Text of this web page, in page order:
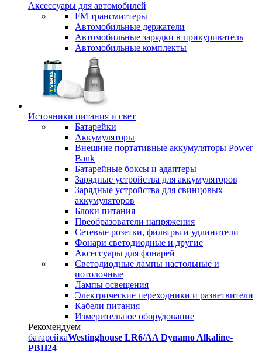
Аксессуары для автомобилей
FM трансмиттеры
Автомобильные держатели
Автомобильные зарядки в прикуриватель
Автомобильные комплекты
Источники питания и свет
Батарейки
Аккумуляторы
Внешние портативные аккумуляторы Power
Bank
Батарейные боксы и адаптеры
Зарядные устройства для аккумуляторов
Зарядные устройства для свинцовых
аккумуляторов
Блоки питания
Преобразователи напряжения
Сетевые розетки, фильтры и удлинители
Фонари светодиодные и другие
Аксессуары для фонарей
Светодиодные лампы настольные и
потолочные
Лампы освещения
Электрические переходники и разветвители
Кабели питания
Измерительное оборудование
Рекомендуем
батарейкаWestinghouse LR6/AA Dynamo Alkaline-
PBH24